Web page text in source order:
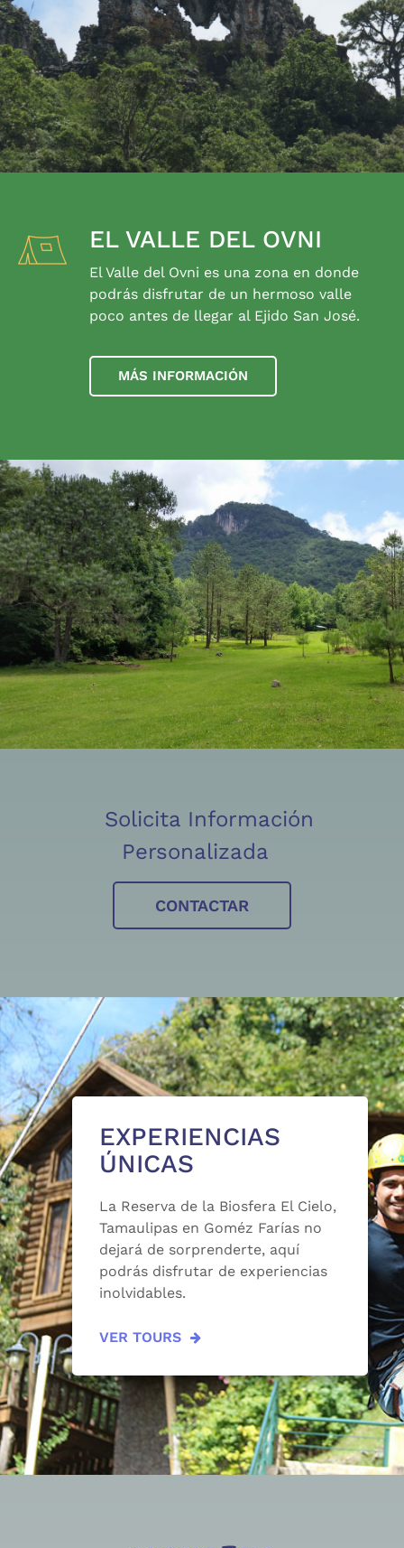
EL VALLE DEL OVNI
El Valle del Ovni es una zona en donde
podrás disfrutar de un hermoso valle
poco antes de llegar al Ejido San José.
MÁS INFORMACIÓN
Solicita Información
Personalizada
CONTACTAR
EXPERIENCIAS
ÚNICAS
La Reserva de la Biosfera El Cielo,
Tamaulipas en Goméz Farías no
dejará de sorprenderte, aquí
podrás disfrutar de experiencias
inolvidables.
VER TOURS